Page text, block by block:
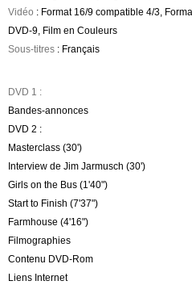
Vidéo : Format 16/9 compatible 4/3,
DVD-9, Film en Couleurs
Sous-titres : Français
DVD 1 :
Bandes-annonces
DVD 2 :
Masterclass (30')
Interview de Jim Jarmusch (30')
Girls on the Bus (1'40")
Start to Finish (7'37")
Farmhouse (4'16")
Filmographies
Contenu DVD-Rom
Liens Internet